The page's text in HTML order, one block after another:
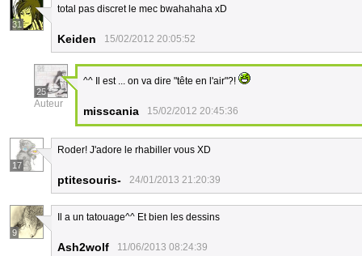
31
total pas discret le mec bwahahaha xD
Keiden 15/02/2012 20:05:52
25
Auteur
^^ Il est ... on va dire "tête en l'air"?!
misscania 15/02/2012 20:45:36
17
Roder! J'adore le rhabiller vous XD
ptitesouris- 24/01/2013 21:20:39
9
Il a un tatouage^^ Et bien les dessins
Ash2wolf 11/06/2013 08:24:39